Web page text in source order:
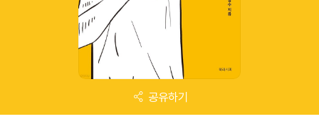
공유하기